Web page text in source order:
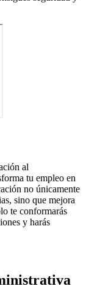
al
tu empleo en
no únicamente
sino que mejora
te conformarás
y harás